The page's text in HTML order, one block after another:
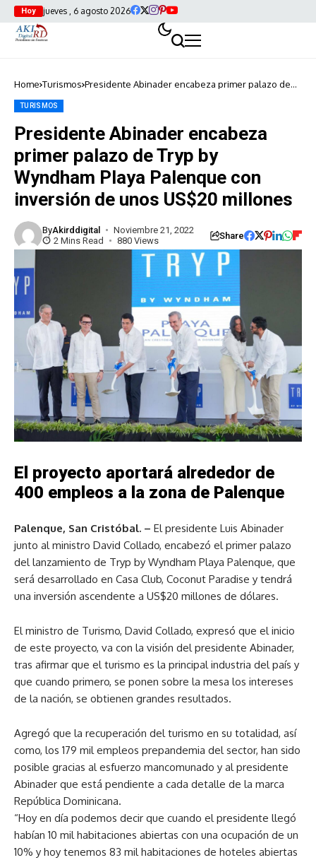
Hoy jueves , 6 agosto 2026
Home Turismos Presidente Abinader encabeza primer palazo de
TURISMOS
Presidente Abinader encabeza
primer palazo de Tryp by
Wyndham Playa Palenque con
inversión de unos US$20 millones
ByAkirddigital
Noviembre 21, 2022
2 Mins Read
880 Views Share
El proyecto aportará alrededor de
400 empleos a la zona de Palenque
Palenque, San Cristóbal. – El presidente Luis Abinader
junto al ministro David Collado, encabezó el primer palazo
del lanzamiento de Tryp by Wyndham Playa Palenque, que
será desarrollado en Casa Club, Coconut Paradise y tendrá
una inversión ascendente a US$20 millones de dólares.
El ministro de Turismo, David Collado, expresó que el inicio
de este proyecto, va con la visión del presidente Abinader,
tras afirmar que el turismo es la principal industria del país y
que cuando primero, se ponen sobre la mesa los intereses
de la nación, se obtienen grandes resultados.
Agregó que la recuperación del turismo en su totalidad, así
como, los 179 mil empleos prepandemia del sector, han sido
posible gracias al esfuerzo mancomunado y al presidente
Abinader que está pendiente a cada detalle de la marca
República Dominicana.
“Hoy en día podemos decir que cuando el presidente llegó
habían 10 mil habitaciones abiertas con una ocupación de un
10% y hoy tenemos 83 mil habitaciones de hoteles abiertas